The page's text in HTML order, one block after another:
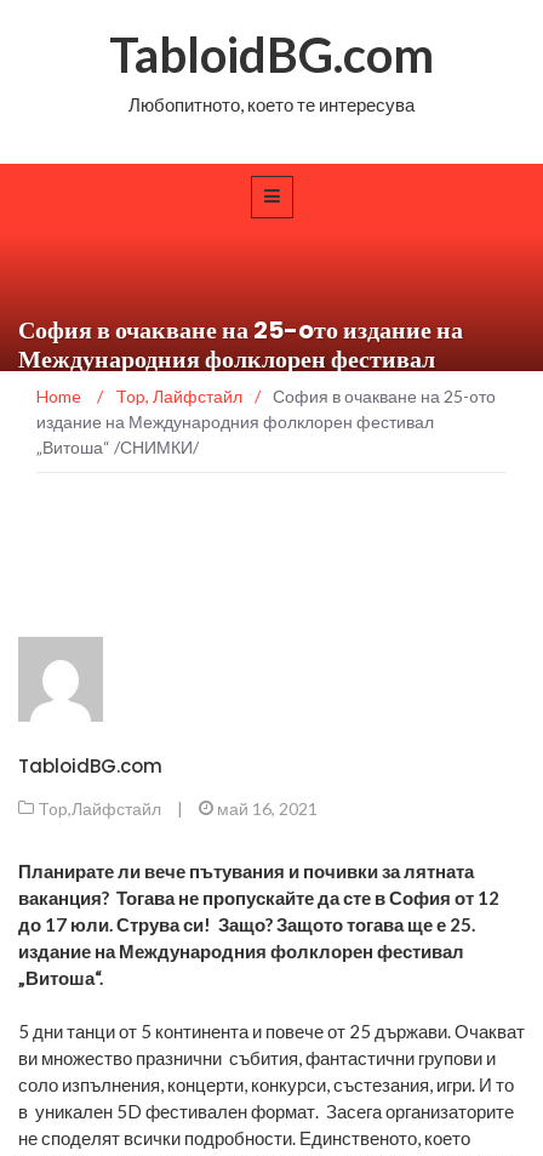
TabloidBG.com
Любопитното, което те интересува
София в очакване на 25-oто издание на
Международния фолклорен фестивал
„Витоша“ /СНИМКИ/
Home / Top, Лайфстайл / София в очакване на 25-oто
издание на Международния фолклорен фестивал
„Витоша“ /СНИМКИ/
TabloidBG.com
Top,Лайфстайл | май 16, 2021
Планирате ли вече пътувания и почивки за лятната
ваканция? Тогава не пропускайте да сте в София от 12
до 17 юли. Струва си! Защо? Защото тогава ще е 25.
издание на Международния фолклорен фестивал
„Витоша“.
5 дни танци от 5 континента и повече от 25 държави. Очакват
ви множество празнични събития, фантастични групови и
соло изпълнения, концерти, конкурси, състезания, игри. И то
в уникален 5D фестивален формат. Засега организаторите
не споделят всички подробности. Единственото, което